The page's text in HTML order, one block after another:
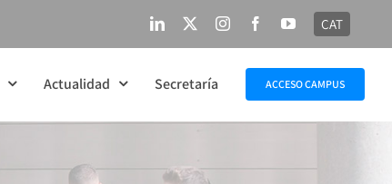
LinkedIn InstagramFacebookYouTube
CAT
Actualidad Secretaría ACCESO CAMPUS